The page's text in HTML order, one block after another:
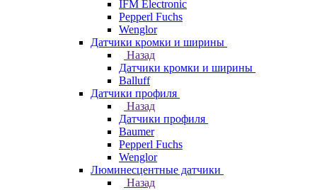
IFM Electronic
Pepperl Fuchs
Wenglor
Датчики кромки и ширины
Назад
Датчики кромки и ширины
Balluff
Датчики профиля
Назад
Датчики профиля
Baumer
Pepperl Fuchs
Wenglor
Люминесцентные датчики
Назад